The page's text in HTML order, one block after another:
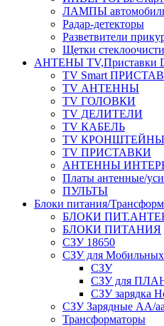
ЛАМПЫ
Радар-детекторы
Разветвители
Щетки
АНТЕНЫ ТV,Приставки
TV Smart
TV АНТЕННЫ
TV ГОЛОВКИ
TV ДЕЛИТЕЛИ
TV КАБЕЛЬ
TV КРОНШТЕЙНЫ
TV ПРИСТАВКИ
АНТЕННЫ
Платы антенные/
ПУЛЬТЫ
Блоки питания/
БЛОКИ
БЛОКИ ПИТАНИЯ
СЗУ 18650
СЗУ для Мобильных
СЗУ
СЗУ для
СЗУ зарядка
СЗУ Зарядные АА/
Трансформаторы